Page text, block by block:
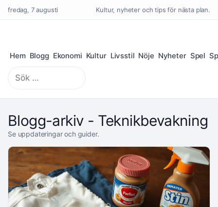
fredag, 7 augusti Kultur, nyheter och tips för nästa plan.
Hem Blogg Ekonomi Kultur Livsstil Nöje Nyheter Spel
Sök
efter:
Blogg-arkiv - Teknikbevakning
Se uppdateringar och guider.